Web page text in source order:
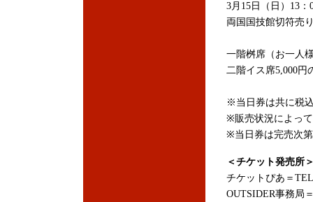
3月15日（日）13：
両国国技館切符売
一階桝席（お一人
二階イス席5,000円
※当日券は共に税
※販売状況によっ
※当日券は完売次
＜チケット発売所
チケットぴあ＝
OUTSIDER事務局